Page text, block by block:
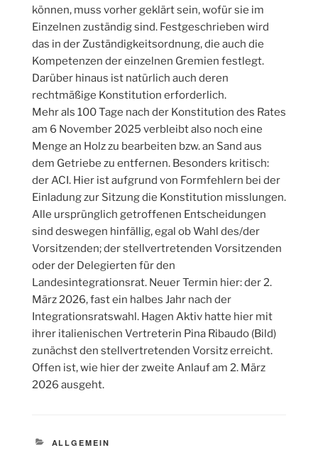
können, muss vorher geklärt sein, wofür sie im
Einzelnen zuständig sind. Festgeschrieben wird
das in der Zuständigkeitsordnung, die auch die
Kompetenzen der einzelnen Gremien festlegt.
Darüber hinaus ist natürlich auch deren
rechtmäßige Konstitution erforderlich.
Mehr als 100 Tage nach der Konstitution des Rates
am 6 November 2025 verbleibt also noch eine
Menge an Holz zu bearbeiten bzw. an Sand aus
dem Getriebe zu entfernen. Besonders kritisch:
der ACI. Hier ist aufgrund von Formfehlern bei der
Einladung zur Sitzung die Konstitution misslungen.
Alle ursprünglich getroffenen Entscheidungen
sind deswegen hinfällig, egal ob Wahl des/der
Vorsitzenden; der stellvertretenden Vorsitzenden
oder der Delegierten für den
Landesintegrationsrat. Neuer Termin hier: der 2.
März 2026, fast ein halbes Jahr nach der
Integrationsratswahl. Hagen Aktiv hatte hier mit
ihrer italienischen Vertreterin Pina Ribaudo (Bild)
zunächst den stellvertretenden Vorsitz erreicht.
Offen ist, wie hier der zweite Anlauf am 2. März
2026 ausgeht.
KATEGORIEN
ALLGEMEIN